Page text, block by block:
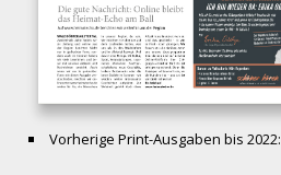
Vorherige Print-Ausgaben bis 2022: